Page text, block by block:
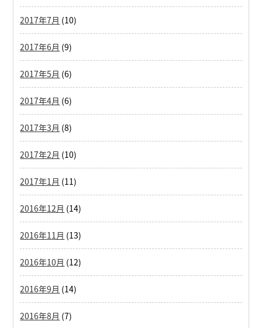
2017年7月 (10)
2017年6月 (9)
2017年5月 (6)
2017年4月 (6)
2017年3月 (8)
2017年2月 (10)
2017年1月 (11)
2016年12月 (14)
2016年11月 (13)
2016年10月 (12)
2016年9月 (14)
2016年8月 (7)